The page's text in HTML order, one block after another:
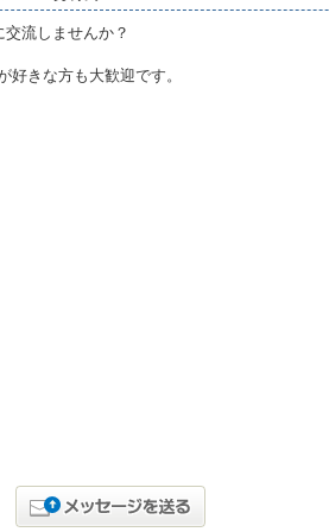
流しませんか？
きな方も大歓迎です。